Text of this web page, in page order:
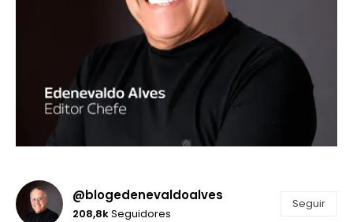
@blogedenevaldoalves
208,8kSeguidores
Seguir